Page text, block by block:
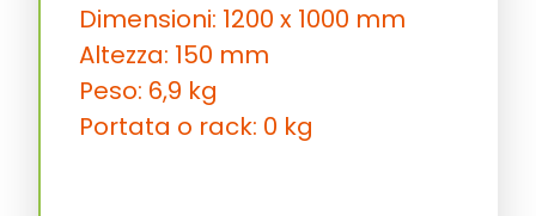
Dimensioni: 1200 x 1000 mm
Altezza: 150 mm
Peso: 6,9 kg
Portata o rack: 0 kg